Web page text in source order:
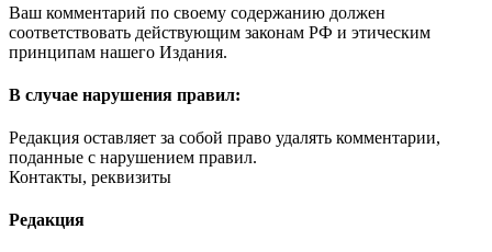
Ваш комментарий по своему содержанию должен
соответствовать действующим законам РФ и этическим
принципам нашего Издания.
В случае нарушения правил:
Редакция оставляет за собой право удалять комментарии,
поданные с нарушением правил.
Контакты, реквизиты
Редакция